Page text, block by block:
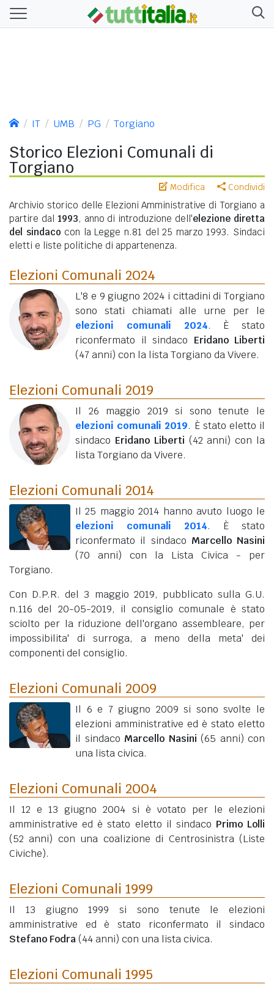
IT UMB PG Torgiano
Storico Elezioni Comunali di
Torgiano
Modifica Condividi
Archivio storico delle Elezioni Amministrative di Torgiano a
partire dal 1993, anno di introduzione dell'elezione diretta
del sindaco con la Legge n.81 del 25 marzo 1993. Sindaci
eletti e liste politiche di appartenenza.
Elezioni Comunali 2024
L'8 e 9 giugno 2024 i cittadini di Torgiano
sono stati chiamati alle urne per le
elezioni comunali 2024. È stato
riconfermato il sindaco Eridano Liberti
(47 anni) con la lista Torgiano da Vivere.
Elezioni Comunali 2019
Il 26 maggio 2019 si sono tenute le
elezioni comunali 2019. È stato eletto il
sindaco Eridano Liberti (42 anni) con la
lista Torgiano da Vivere.
Elezioni Comunali 2014
Il 25 maggio 2014 hanno avuto luogo le
elezioni comunali 2014. È stato
riconfermato il sindaco Marcello Nasini
(70 anni) con la Lista Civica - per
Torgiano.
Con D.P.R. del 3 maggio 2019, pubblicato sulla G.U.
n.116 del 20-05-2019, il consiglio comunale è stato
sciolto per la riduzione dell'organo assembleare, per
impossibilita' di surroga, a meno della meta' dei
componenti del consiglio.
Elezioni Comunali 2009
Il 6 e 7 giugno 2009 si sono svolte le
elezioni amministrative ed è stato eletto
il sindaco Marcello Nasini (65 anni) con
una lista civica.
Elezioni Comunali 2004
Il 12 e 13 giugno 2004 si è votato per le elezioni
amministrative ed è stato eletto il sindaco Primo Lolli
(52 anni) con una coalizione di Centrosinistra (Liste
Civiche).
Elezioni Comunali 1999
Il 13 giugno 1999 si sono tenute le elezioni
amministrative ed è stato riconfermato il sindaco
Stefano Fodra(44 anni) con una lista civica.
Elezioni Comunali 1995